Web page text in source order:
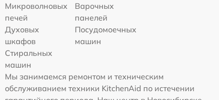
Микроволновых
печей
Варочных
панелей
Духовых
шкафов
Посудомоечных
машин
Стиральных
машин
Мы занимаемся ремонтом и техническим
обслуживанием техники KitchenAid по истечении